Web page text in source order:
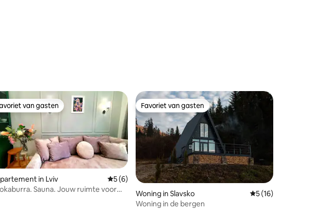
van 5 uit 5, 37 recensies
beoordeling van 5 uit 5, 3 recensies
van gasten
van gasten
in Lviv Gemiddelde beoordeling van 5 uit 5, 6 recensies
5 (6)
Sauna. Jouw ruimte voor
Favoriet van gasten
Favoriet van gasten
Woning in Slavsko Gemiddelde
5 (16)
Woning in de bergen